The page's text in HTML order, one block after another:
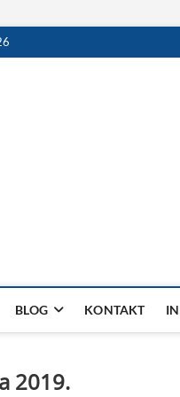
BLOG KONTAKT
2019.